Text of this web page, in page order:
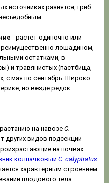
источниках разнятся, гриб
- растёт одиночно или
лошадином,
остатками, в
и травянистых (пастбища,
с мая по сентябрь. Широко
но везде редок.
на навозе C.
других видов подсекции
на почвах
колпачковый C. calyptratus.
характерным строением
плодового тела